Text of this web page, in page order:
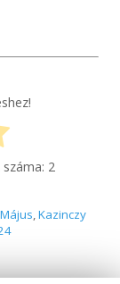
2
Május,Kazinczy